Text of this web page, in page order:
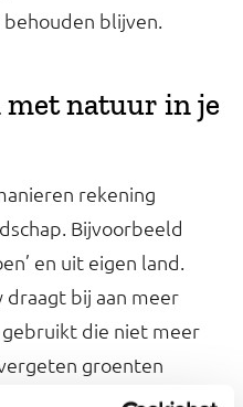
blijven.
met natuur in je
rekening
Bijvoorbeeld
en uit eigen land.
bij aan meer
die niet meer
groenten